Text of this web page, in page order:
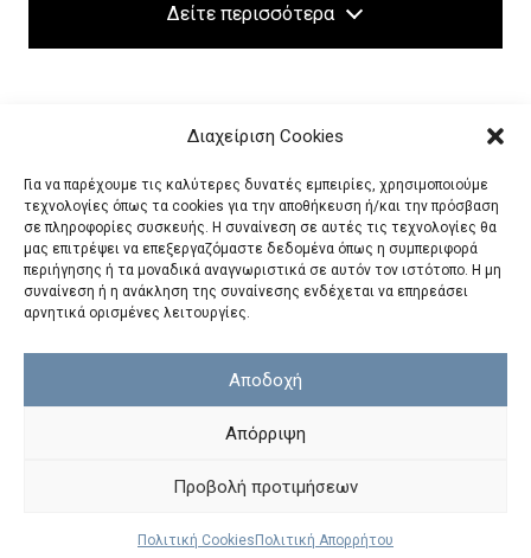
Διαχείριση Cookies
Για να παρέχουμε τις καλύτερες δυνατές εμπειρίες, χρησιμοποιούμε
τεχνολογίες όπως τα cookies για την αποθήκευση ή/και την πρόσβαση
σε πληροφορίες συσκευής. Η συναίνεση σε αυτές τις τεχνολογίες θα
μας επιτρέψει να επεξεργαζόμαστε δεδομένα όπως η συμπεριφορά
περιήγησης ή τα μοναδικά αναγνωριστικά σε αυτόν τον ιστότοπο. Η μη
συναίνεση ή η ανάκληση της συναίνεσης ενδέχεται να επηρεάσει
αρνητικά ορισμένες λειτουργίες.
Αποδοχή
Απόρριψη
Προβολή προτιμήσεων
Πολιτική Cookies Πολιτική Απορρήτου
Δείτε περισσότερα